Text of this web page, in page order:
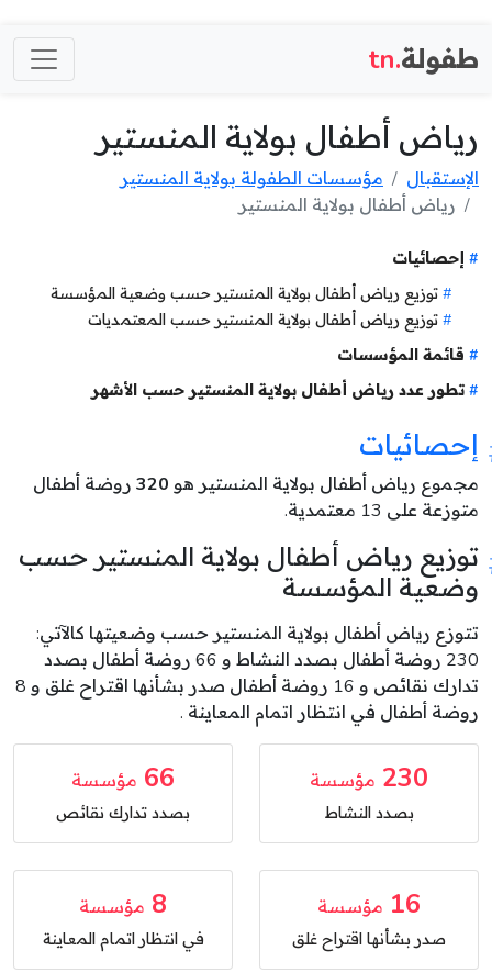
طفولة.tn
رياض أطفال بولاية المنستير
الإستقبال
مؤسسات الطفولة بولاية المنستير
رياض أطفال بولاية المنستير
إحصائيات
توزيع رياض أطفال بولاية المنستير حسب وضعية المؤسسة
توزيع رياض أطفال بولاية المنستير حسب المعتمديات
قائمة المؤسسات
تطور عدد رياض أطفال بولاية المنستير حسب الأشهر
إحصائيات
مجموع رياض أطفال بولاية المنستير هو 320 روضة أطفال
متوزعة على 13 معتمدية.
توزيع رياض أطفال بولاية المنستير حسب
وضعية المؤسسة
تتوزع رياض أطفال بولاية المنستير حسب وضعيتها كالآتي:
230 روضة أطفال بصدد النشاط و 66 روضة أطفال بصدد
تدارك نقائص و 16 روضة أطفال صدر بشأنها اقتراح غلق و 8
روضة أطفال في انتظار اتمام المعاينة .
230 مؤسسة
بصدد النشاط
66 مؤسسة
بصدد تدارك نقائص
16 مؤسسة
صدر بشأنها اقتراح غلق
8 مؤسسة
في انتظار اتمام المعاينة